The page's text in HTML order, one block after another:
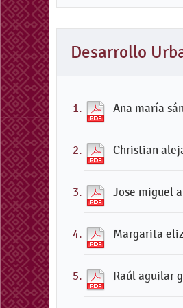
Desarrollo
Ana maría
Christian
Jose miguel
Margarita
Raúl aguilar